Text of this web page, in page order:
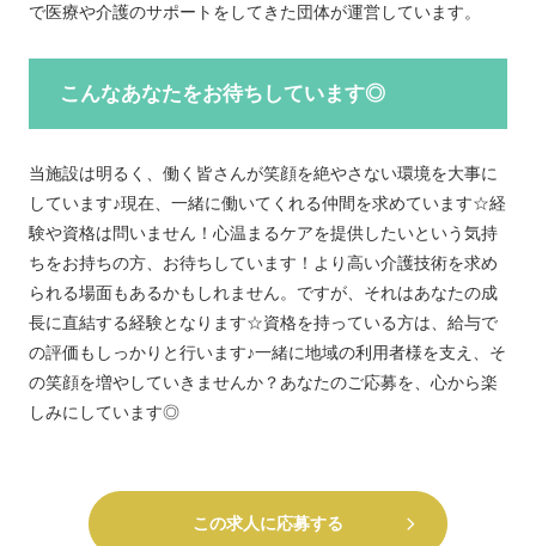
で医療や介護のサポートをしてきた団体が運営しています。
こんなあなたをお待ちしています◎
当施設は明るく、働く皆さんが笑顔を絶やさない環境を大事に
しています♪現在、一緒に働いてくれる仲間を求めています☆経
験や資格は問いません！心温まるケアを提供したいという気持
ちをお持ちの方、お待ちしています！より高い介護技術を求め
られる場面もあるかもしれません。ですが、それはあなたの成
長に直結する経験となります☆資格を持っている方は、給与で
の評価もしっかりと行います♪一緒に地域の利用者様を支え、そ
の笑顔を増やしていきませんか？あなたのご応募を、心から楽
しみにしています◎
この求人に応募する